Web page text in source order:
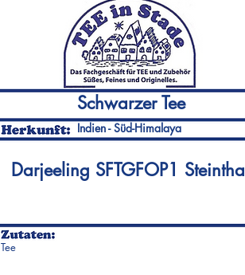
Schwarzer Tee
Darjeeling SFTGFOP1 Steinthal
Tee
Indien - Süd-Himalaya